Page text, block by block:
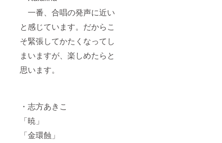
一番、合唱の発声に近い
と感じています。だからこ
そ緊張してかたくなってし
まいますが、楽しめたらと
思います。
・志方あきこ
「暁」
「金環蝕」